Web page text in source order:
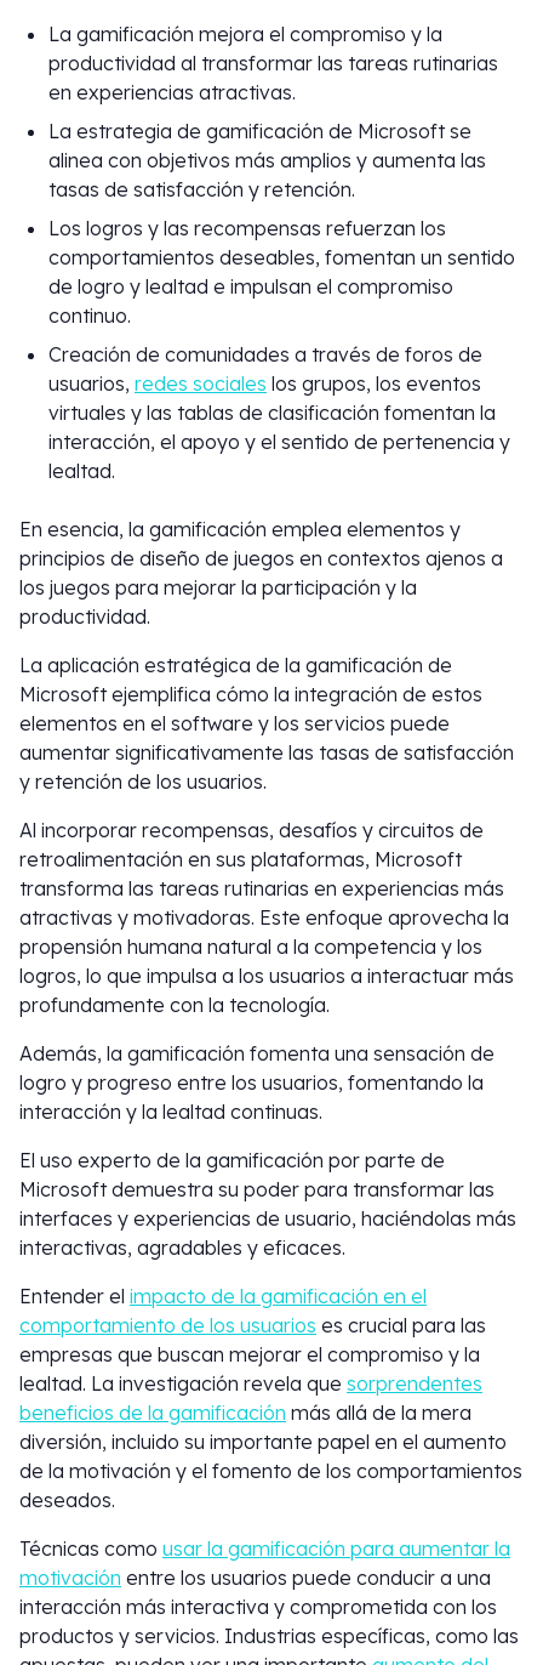
La gamificación mejora el compromiso y la
productividad al transformar las tareas rutinarias
en experiencias atractivas.
La estrategia de gamificación de Microsoft se
alinea con objetivos más amplios y aumenta las
tasas de satisfacción y retención.
Los logros y las recompensas refuerzan los
comportamientos deseables, fomentan un sentido
de logro y lealtad e impulsan el compromiso
continuo.
Creación de comunidades a través de foros de
usuarios, redes sociales los grupos, los eventos
virtuales y las tablas de clasificación fomentan la
interacción, el apoyo y el sentido de pertenencia y
lealtad.
En esencia, la gamificación emplea elementos y
principios de diseño de juegos en contextos ajenos a
los juegos para mejorar la participación y la
productividad.
La aplicación estratégica de la gamificación de
Microsoft ejemplifica cómo la integración de estos
elementos en el software y los servicios puede
aumentar significativamente las tasas de satisfacción
y retención de los usuarios.
Al incorporar recompensas, desafíos y circuitos de
retroalimentación en sus plataformas, Microsoft
transforma las tareas rutinarias en experiencias más
atractivas y motivadoras. Este enfoque aprovecha la
propensión humana natural a la competencia y los
logros, lo que impulsa a los usuarios a interactuar más
profundamente con la tecnología.
Además, la gamificación fomenta una sensación de
logro y progreso entre los usuarios, fomentando la
interacción y la lealtad continuas.
El uso experto de la gamificación por parte de
Microsoft demuestra su poder para transformar las
interfaces y experiencias de usuario, haciéndolas más
interactivas, agradables y eficaces.
Entender el impacto de la gamificación en el
comportamiento de los usuarios es crucial para las
empresas que buscan mejorar el compromiso y la
lealtad. La investigación revela que sorprendentes
beneficios de la gamificación más allá de la mera
diversión, incluido su importante papel en el aumento
de la motivación y el fomento de los comportamientos
deseados.
Técnicas como usar la gamificación para aumentar la
motivación entre los usuarios puede conducir a una
interacción más interactiva y comprometida con los
productos y servicios. Industrias específicas, como las